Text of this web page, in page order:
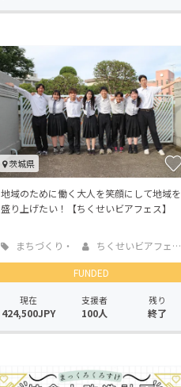
茨城県
地域のために働く大人を笑顔にして地域を
盛り上げたい！【ちくせいビアフェス】
まちづくり・
地域活性化
ちくせいビアフェス...
FUNDED
現在
424,500JPY
支援者
100人
残り
終了